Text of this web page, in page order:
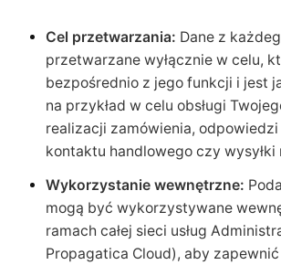
Cel przetwarzania: Dane z
przetwarzane wyłącznie w celu,
bezpośrednio z jego funkcji i jest
na przykład w celu obsługi
realizacji zamówienia,
kontaktu handlowego czy wysyłki
Wykorzystanie wewnętrzne:
mogą być wykorzystywane
ramach całej sieci usług
Propagatica Cloud), aby